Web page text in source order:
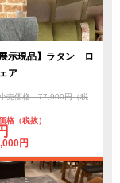
示現品】ラタン ロ
ア
売価格 77,900円（税
格（税抜）
円